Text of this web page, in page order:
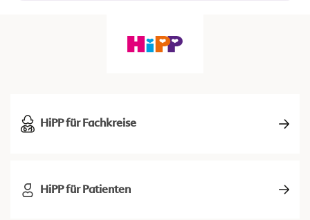
HiPP für Fachkreise
HiPP für Patienten